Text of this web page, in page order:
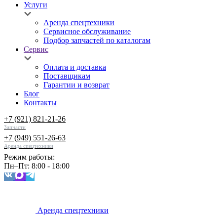
Услуги
Аренда спецтехники
Сервисное обслуживание
Подбор запчастей по каталогам
Сервис
Оплата и доставка
Поставщикам
Гарантии и возврат
Блог
Контакты
+7 (921) 821-21-26
Запчасти
+7 (949) 551-26-63
Аренда спецтехники
Режим работы:
Пн–Пт: 8:00 - 18:00
Аренда спецтехники